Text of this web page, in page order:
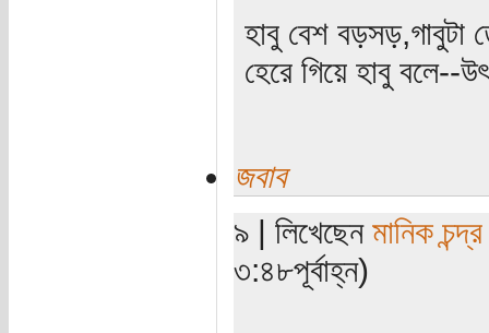
হাবু বেশ বড়সড়,গাবুটা
হেরে গিয়ে হাবু বলে--
জবাব
৯ | লিখেছেন মানিক
৩:৪৮পূর্বাহ্ন)